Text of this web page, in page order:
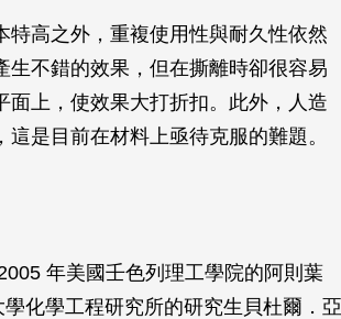
高之外，重複使用性與耐久性依然
不錯的效果，但在撕離時卻很容易
上，使效果大打折扣。此外，人造
是目前在材料上亟待克服的難題。
年美國壬色列理工學院的阿則葉
化學工程研究所的研究生貝杜爾．亞